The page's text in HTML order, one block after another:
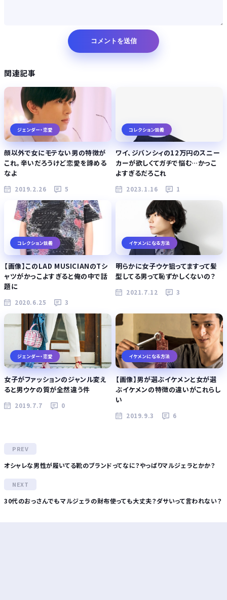
関連記事
ジェンダー・恋愛
顔以外で女にモテない男の特徴が
これ。辛いだろうけど恋愛を諦める
なよ
2019.2.26 5
コレクション談義
ワイ、ジバンシィの12万円のスニー
カーが欲しくてガチで悩む…かっこ
よすぎるだろこれ
2023.1.16 1
コレクション談義
【画像】このLAD MUSICIANのTシ
ャツがかっこよすぎると俺の中で話
題に
2020.6.25 3
イケメンになる方法
明らかに女子ウケ狙ってますって髪
型してる男って恥ずかしくないの？
2021.7.12 3
ジェンダー・恋愛
女子がファッションのジャンル変え
ると男ウケの質が全然違う件
2019.7.7 0
イケメンになる方法
【画像】男が選ぶイケメンと女が選
ぶイケメンの特徴の違いがこれらし
い
2019.9.3 6
オシャレな男性が履いてる靴のブランドってなに？やっぱりマルジェラとかか？
30代のおっさんでもマルジェラの財布使っても大丈夫？ダサいって言われない？